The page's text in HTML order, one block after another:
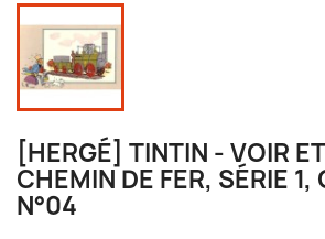
[HERGÉ] TINTIN - VOIR
CHEMIN DE FER, SÉRIE
N°04